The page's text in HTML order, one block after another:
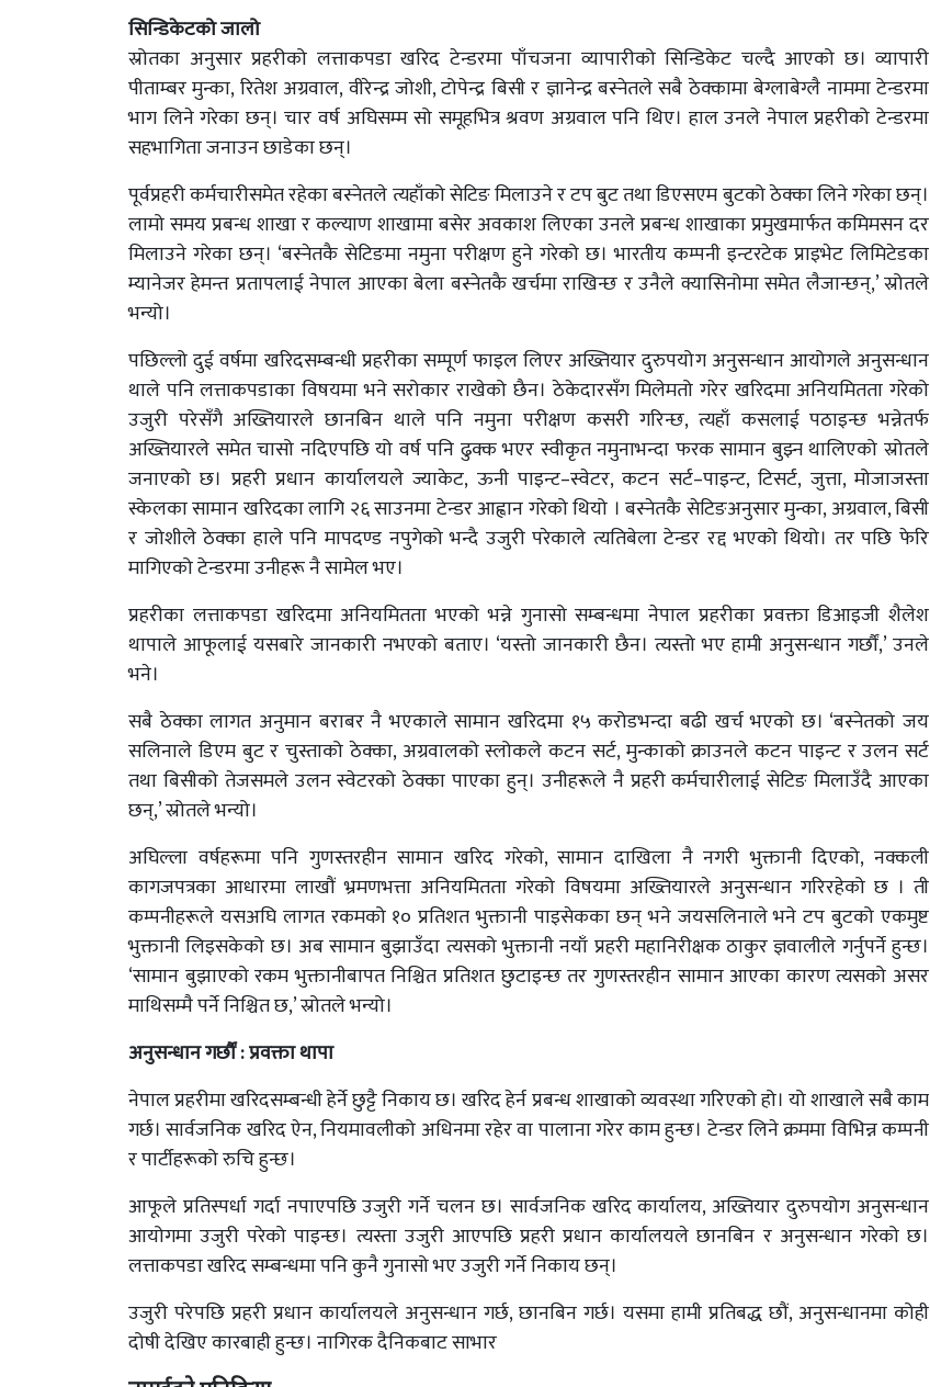
सिन्डिकेटको जालो
स्रोतका अनुसार प्रहरीको लत्ताकपडा खरिद टेन्डरमा पाँचजना व्यापारीको सिन्डिकेट चल्दै आएको छ। व्यापारी
पीताम्बर मुन्का, रितेश अग्रवाल, वीरेन्द्र जोशी, टोपेन्द्र बिसी र ज्ञानेन्द्र बस्नेतले सबै ठेक्कामा बेग्लाबेग्लै नाममा टेन्डरमा
भाग लिने गरेका छन्। चार वर्ष अघिसम्म सो समूहभित्र श्रवण अग्रवाल पनि थिए। हाल उनले नेपाल प्रहरीको टेन्डरमा
सहभागिता जनाउन छाडेका छन्।
पूर्वप्रहरी कर्मचारीसमेत रहेका बस्नेतले त्यहाँको सेटिङ मिलाउने र टप बुट तथा डिएसएम बुटको ठेक्का लिने गरेका छन्।
लामो समय प्रबन्ध शाखा र कल्याण शाखामा बसेर अवकाश लिएका उनले प्रबन्ध शाखाका प्रमुखमार्फत कमिमसन दर
मिलाउने गरेका छन्। ‘बस्नेतकै सेटिङमा नमुना परीक्षण हुने गरेको छ। भारतीय कम्पनी इन्टरटेक प्राइभेट लिमिटेडका
म्यानेजर हेमन्त प्रतापलाई नेपाल आएका बेला बस्नेतकै खर्चमा राखिन्छ र उनैले क्यासिनोमा समेत लैजान्छन्,’ स्रोतले
भन्यो।
पछिल्लो दुई वर्षमा खरिदसम्बन्धी प्रहरीका सम्पूर्ण फाइल लिएर अख्तियार दुरुपयोग अनुसन्धान आयोगले अनुसन्धान
थाले पनि लत्ताकपडाका विषयमा भने सरोकार राखेको छैन। ठेकेदारसँग मिलेमतो गरेर खरिदमा अनियमितता गरेको
उजुरी परेसँगै अख्तियारले छानबिन थाले पनि नमुना परीक्षण कसरी गरिन्छ, त्यहाँ कसलाई पठाइन्छ भन्नेतर्फ
अख्तियारले समेत चासो नदिएपछि यो वर्ष पनि ढुक्क भएर स्वीकृत नमुनाभन्दा फरक सामान बुझ्न थालिएको स्रोतले
जनाएको छ। प्रहरी प्रधान कार्यालयले ज्याकेट, ऊनी पाइन्ट–स्वेटर, कटन सर्ट–पाइन्ट, टिसर्ट, जुत्ता, मोजाजस्ता
स्केलका सामान खरिदका लागि २६ साउनमा टेन्डर आह्वान गरेको थियो । बस्नेतकै सेटिङअनुसार मुन्का, अग्रवाल, बिसी
र जोशीले ठेक्का हाले पनि मापदण्ड नपुगेको भन्दै उजुरी परेकाले त्यतिबेला टेन्डर रद्द भएको थियो। तर पछि फेरि
मागिएको टेन्डरमा उनीहरू नै सामेल भए।
प्रहरीका लत्ताकपडा खरिदमा अनियमितता भएको भन्ने गुनासो सम्बन्धमा नेपाल प्रहरीका प्रवक्ता डिआइजी शैलेश
थापाले आफूलाई यसबारे जानकारी नभएको बताए। ‘यस्तो जानकारी छैन। त्यस्तो भए हामी अनुसन्धान गर्छौं,’ उनले
भने।
सबै ठेक्का लागत अनुमान बराबर नै भएकाले सामान खरिदमा १५ करोडभन्दा बढी खर्च भएको छ। ‘बस्नेतको जय
सलिनाले डिएम बुट र चुस्ताको ठेक्का, अग्रवालको स्लोकले कटन सर्ट, मुन्काको क्राउनले कटन पाइन्ट र उलन सर्ट
तथा बिसीको तेजसमले उलन स्वेटरको ठेक्का पाएका हुन्। उनीहरूले नै प्रहरी कर्मचारीलाई सेटिङ मिलाउँदै आएका
छन्,’ स्रोतले भन्यो।
अघिल्ला वर्षहरूमा पनि गुणस्तरहीन सामान खरिद गरेको, सामान दाखिला नै नगरी भुक्तानी दिएको, नक्कली
कागजपत्रका आधारमा लाखौं भ्रमणभत्ता अनियमितता गरेको विषयमा अख्तियारले अनुसन्धान गरिरहेको छ । ती
कम्पनीहरूले यसअघि लागत रकमको १० प्रतिशत भुक्तानी पाइसेकका छन् भने जयसलिनाले भने टप बुटको एकमुष्ट
भुक्तानी लिइसकेको छ। अब सामान बुझाउँदा त्यसको भुक्तानी नयाँ प्रहरी महानिरीक्षक ठाकुर ज्ञवालीले गर्नुपर्ने हुन्छ।
‘सामान बुझाएको रकम भुक्तानीबापत निश्चित प्रतिशत छुटाइन्छ तर गुणस्तरहीन सामान आएका कारण त्यसको असर
माथिसम्मै पर्ने निश्चित छ,’ स्रोतले भन्यो।
अनुसन्धान गर्छौं : प्रवक्ता थापा
नेपाल प्रहरीमा खरिदसम्बन्धी हेर्ने छुट्टै निकाय छ। खरिद हेर्न प्रबन्ध शाखाको व्यवस्था गरिएको हो। यो शाखाले सबै काम
गर्छ। सार्वजनिक खरिद ऐन, नियमावलीको अधिनमा रहेर वा पालाना गरेर काम हुन्छ। टेन्डर लिने क्रममा विभिन्न कम्पनी
र पार्टीहरूको रुचि हुन्छ।
आफूले प्रतिस्पर्धा गर्दा नपाएपछि उजुरी गर्ने चलन छ। सार्वजनिक खरिद कार्यालय, अख्तियार दुरुपयोग अनुसन्धान
आयोगमा उजुरी परेको पाइन्छ। त्यस्ता उजुरी आएपछि प्रहरी प्रधान कार्यालयले छानबिन र अनुसन्धान गरेको छ।
लत्ताकपडा खरिद सम्बन्धमा पनि कुनै गुनासो भए उजुरी गर्ने निकाय छन्।
उजुरी परेपछि प्रहरी प्रधान कार्यालयले अनुसन्धान गर्छ, छानबिन गर्छ। यसमा हामी प्रतिबद्ध छौं, अनुसन्धानमा कोही
दोषी देखिए कारबाही हुन्छ। नागिरक दैनिकबाट साभार